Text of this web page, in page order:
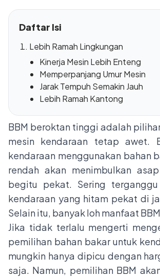
Daftar Isi
Lebih Ramah Lingkungan
Kinerja Mesin Lebih Enteng
Memperpanjang Umur Mesin
Jarak Tempuh Semakin Jauh
Lebih Ramah Kantong
BBM beroktan tinggi adalah
mesin kendaraan tetap awet.
kendaraan menggunakan bahan
rendah akan menimbulkan
begitu pekat. Sering
kendaraan yang hitam pekat di
Selain itu, banyak loh manfaat
Jika tidak terlalu mengerti
pemilihan bahan bakar untuk
mungkin hanya dipicu dengan
saja. Namun, pemilihan BBM